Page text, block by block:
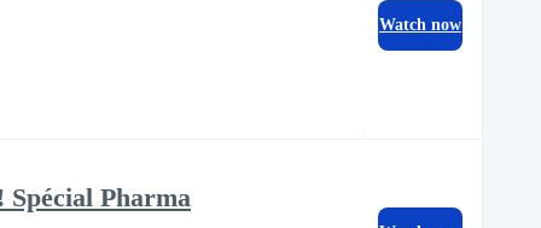
Watch now
Spécial Pharma